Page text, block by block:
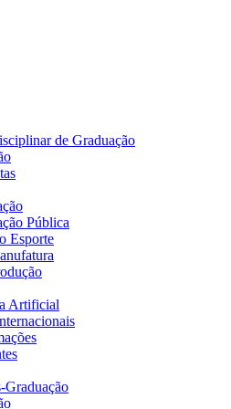
de Graduação
Pública
Esporte
Artificial
Graduação